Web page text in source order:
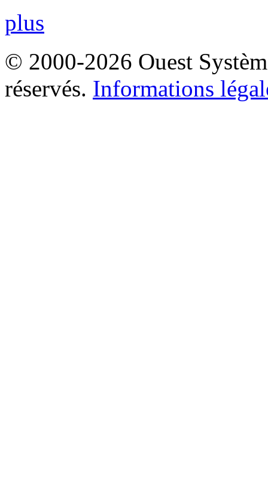
plus
© 2000-2026 Ouest
réservés. Informations